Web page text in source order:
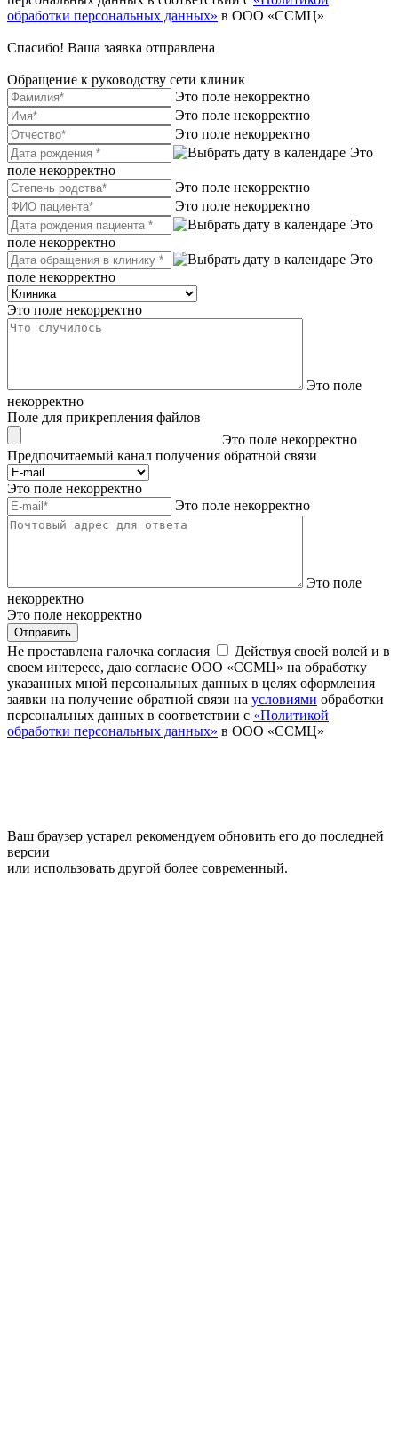
обработки персональных данных» в ООО «ССМЦ»
Спасибо! Ваша заявка отправлена
Обращение к руководству сети клиник
Это поле некорректно
Это поле некорректно
Это поле некорректно
Это
поле некорректно
Это поле некорректно
Это поле некорректно
Это
поле некорректно
Это
поле некорректно
Это поле некорректно
Это поле
некорректно
Поле для прикрепления файлов
Это поле некорректно
Предпочитаемый канал получения обратной связи
Это поле некорректно
Это поле некорректно
Это поле
некорректно
Это поле некорректно
Отправить
Не проставлена галочка согласия
Действуя своей волей и в
своем интересе, даю согласие ООО «ССМЦ» на обработку
указанных мной персональных данных в целях оформления
заявки на получение обратной связи на условиями обработки
персональных данных в соответствии с «Политикой
обработки персональных данных» в ООО «ССМЦ»
Ваш браузер устарел рекомендуем обновить его до последней
версии
или использовать другой более современный.